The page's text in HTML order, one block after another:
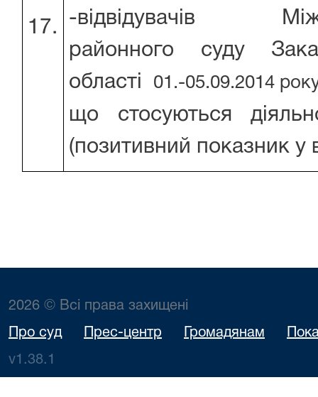
17.
-відвідувачів
районного суду
області
01.-05.09.2014
що стосуються
(позитивний показник у
2026 © Всі права захищені
Про суд Прес-центр Громадянам
v1.38.1